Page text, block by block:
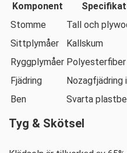
Komponent
Stomme
Tall och
Sittplymåer
Kallskum
Ryggplymåer Polyesterfiber
Fjädring
Nozagfjädring
Ben
Svarta
Tyg & Skötsel